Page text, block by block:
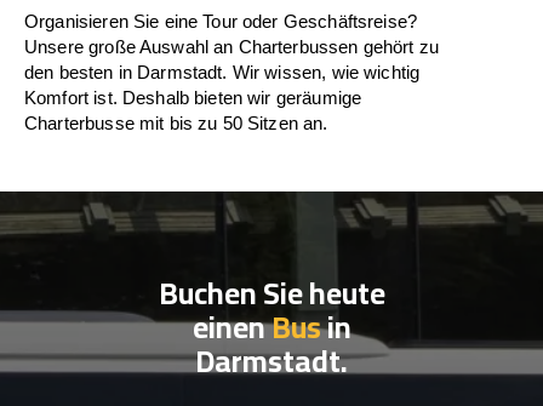
Organisieren Sie eine Tour oder Geschäftsreise?
Unsere große Auswahl an Charterbussen gehört zu
den besten in Darmstadt. Wir wissen, wie wichtig
Komfort ist. Deshalb bieten wir geräumige
Charterbusse mit bis zu 50 Sitzen an.
Buchen Sie heute
einenBusin
Darmstadt.